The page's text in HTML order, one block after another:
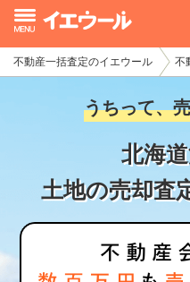
不動産一括査定のイエウール 不
うちって、
北海
土地の売却査
イエウール加盟希望の不動
初めての方へ
不動産の売却・一括査定
家査定シミュレーター